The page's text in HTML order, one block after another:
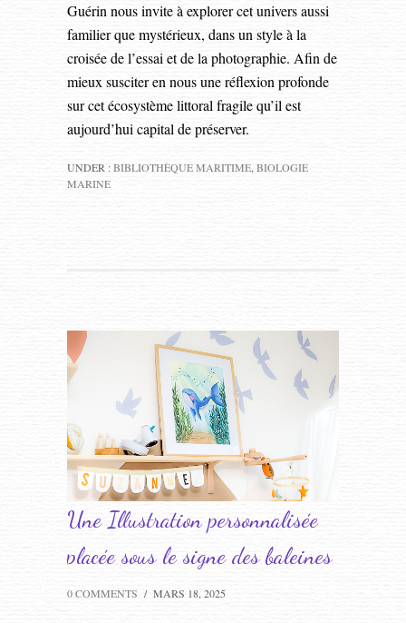
Guérin nous invite à explorer cet univers aussi
familier que mystérieux, dans un style à la
croisée de l’essai et de la photographie. Afin de
mieux susciter en nous une réflexion profonde
sur cet écosystème littoral fragile qu’il est
aujourd’hui capital de préserver.
UNDER :BIBLIOTHÈQUE MARITIME,BIOLOGIE
MARINE
Une Illustration personnalisée
placée sous le signe des baleines
0 COMMENTS / MARS 18, 2025